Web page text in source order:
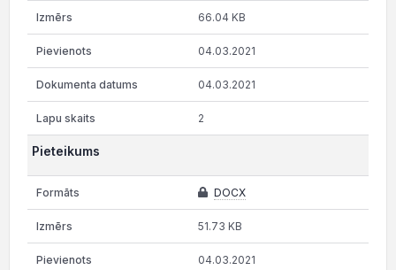
66.04 KB
04.03.2021
04.03.2021
2
Pieteikums
DOCX
51.73 KB
04.03.2021